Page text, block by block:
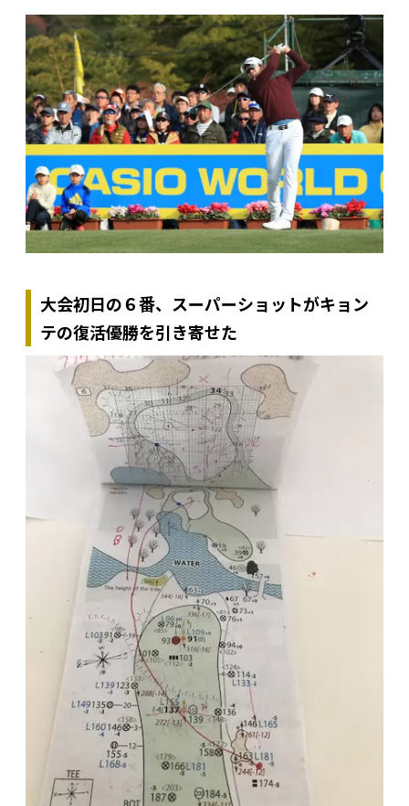
大会初日の６番、スーパーショットがキョン
テの復活優勝を引き寄せた